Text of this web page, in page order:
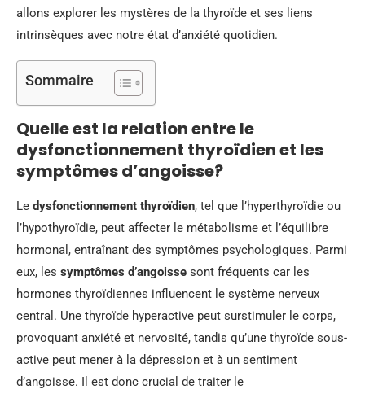
allons explorer les mystères de la thyroïde et ses liens
intrinsèques avec notre état d’anxiété quotidien.
Sommaire
Quelle est la relation entre le
dysfonctionnement thyroïdien et les
symptômes d’angoisse?
Le dysfonctionnement thyroïdien, tel que l’hyperthyroïdie ou
l’hypothyroïdie, peut affecter le métabolisme et l’équilibre
hormonal, entraînant des symptômes psychologiques. Parmi
eux, les symptômes d’angoisse sont fréquents car les
hormones thyroïdiennes influencent le système nerveux
central. Une thyroïde hyperactive peut surstimuler le corps,
provoquant anxiété et nervosité, tandis qu’une thyroïde sous-
active peut mener à la dépression et à un sentiment
d’angoisse. Il est donc crucial de traiter le